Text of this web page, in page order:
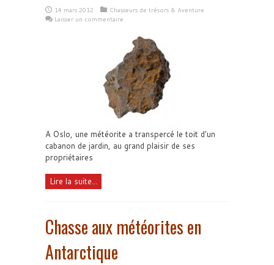
14 mars 2012
Chasseurs de trésors & Aventure
Laisser un commentaire
A Oslo, une météorite a transpercé le toit d'un
cabanon de jardin, au grand plaisir de ses
propriétaires
Lire la suite...
Chasse aux météorites en
Antarctique